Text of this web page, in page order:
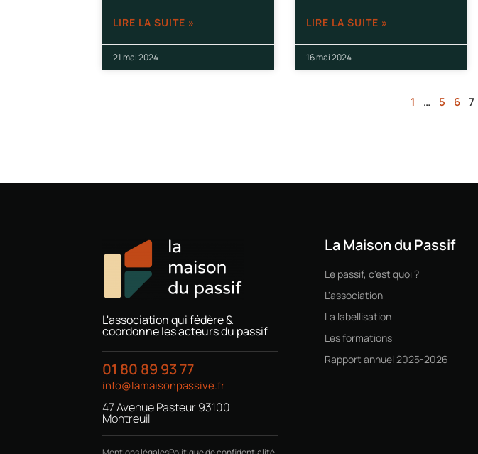
LIRE LA SUITE »
21 mai 2024
LIRE LA SUITE »
16 mai 2024
1 … 5 6 7
L'association qui fédère &
coordonne les acteurs du passif
01 80 89 93 77
info@lamaisonpassive.fr
47 Avenue Pasteur 93100
Montreuil
La Maison du Passif
Le passif, c'est quoi ?
L'association
La labellisation
Les formations
Rapport annuel 2025-2026